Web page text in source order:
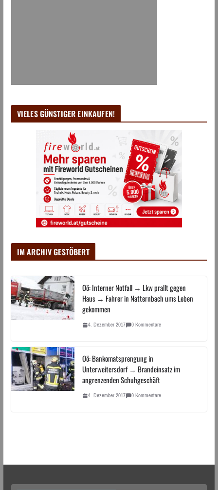
VIELES GÜNSTIGER EINKAUFEN!
IM ARCHIV GESTÖBERT
Oö: Interner Notfall → Lkw prallt gegen
Haus → Fahrer in Natternbach ums Leben
gekommen
4. Dezember 2017 0 Kommentare
Oö: Bankomatsprengung in
Unterweitersdorf → Brandeinsatz im
angrenzenden Schuhgeschäft
4. Dezember 2017 0 Kommentare